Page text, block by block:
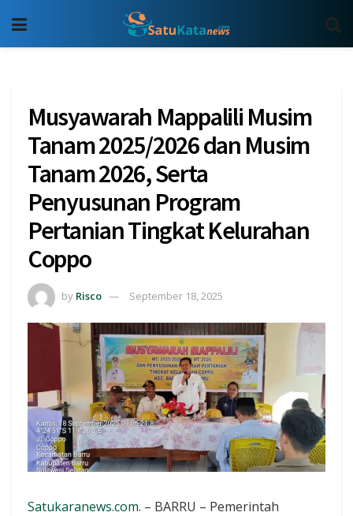
Musyawarah Mappalili Musim
Tanam 2025/2026 dan Musim
Tanam 2026, Serta
Penyusunan Program
Pertanian Tingkat Kelurahan
Coppo
by Risco September 18, 2025
Satukaranews.com. – BARRU – Pemerintah